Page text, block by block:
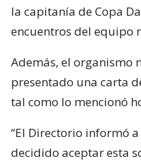
la capitanía de Copa
encuentros del equipo
Además, el organismo
presentado una carta
tal como lo mencionó
“El Directorio informó
decidido aceptar esta